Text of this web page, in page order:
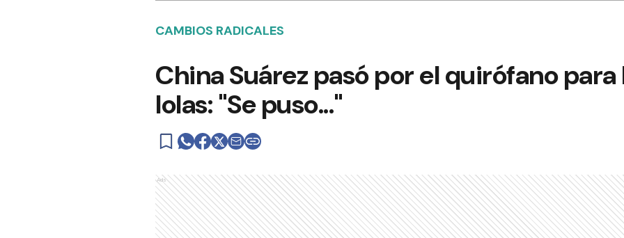
CAMBIOS RADICALES
China Suárez pasó por el quirófano
lolas: "Se puso..."
Ads